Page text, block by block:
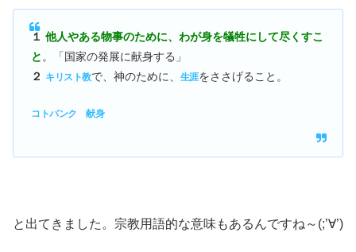
１ 他人やある物事のために、わが身を犠牲にして尽くすこ
と。「国家の発展に献身する」
２ キリスト教で、神のために、 生涯をささげること。
コトバンク 献身
と出てきました。宗教用語的な意味もあるんですね～(;’∀’)